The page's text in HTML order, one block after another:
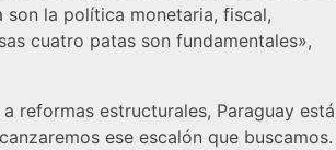
son la política monetaria, fiscal,
cuatro patas son fundamentales»,
reformas estructurales, Paraguay está
ese escalón que buscamos.